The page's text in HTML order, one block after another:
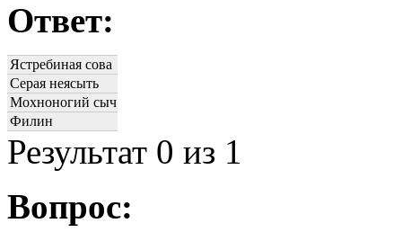
Ответ:
Ястребиная сова
Серая неясыть
Мохноногий сыч
Филин
Результат 0 из 1
Вопрос: